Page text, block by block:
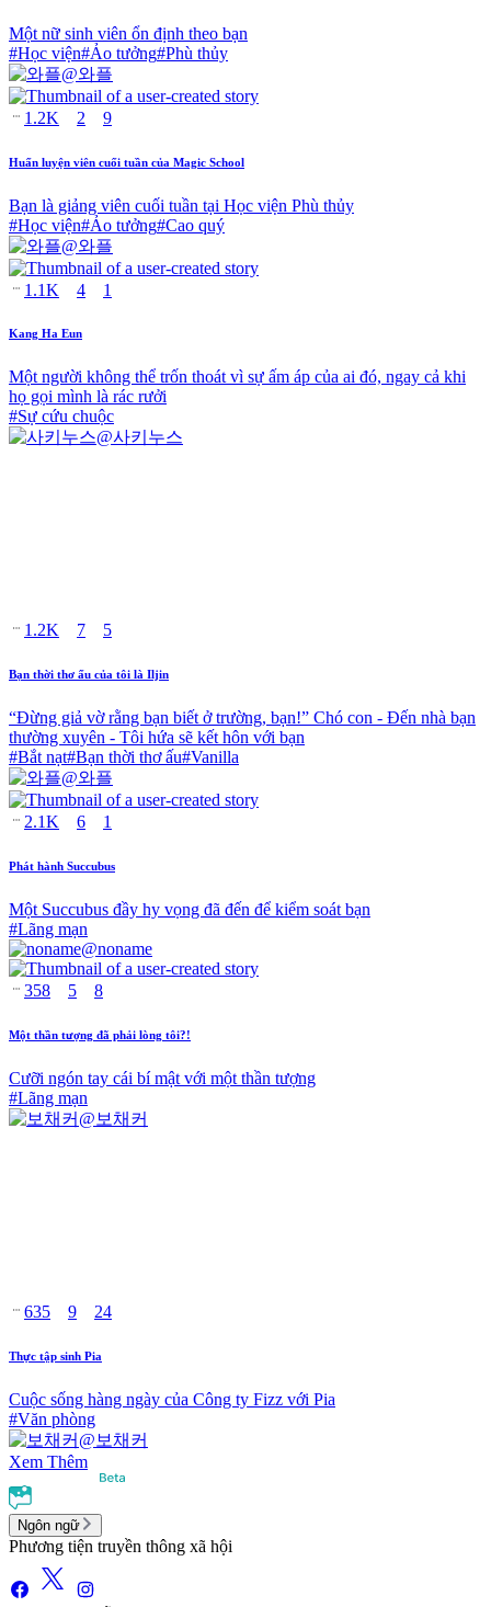
Một nữ sinh viên ổn định theo bạn
#Học viện#Ảo tưởng#Phù thủy
@와플
1.2K 2 9
Huấn luyện viên cuối tuần của Magic School
Bạn là giảng viên cuối tuần tại Học viện Phù thủy
#Học viện#Ảo tưởng#Cao quý
@와플
1.1K 4 1
Kang Ha Eun
Một người không thể trốn thoát vì sự ấm áp của ai đó, ngay cả khi
họ gọi mình là rác rưởi
#Sự cứu chuộc
@사키누스
1.2K 7 5
Bạn thời thơ ấu của tôi là Iljin
“Đừng giả vờ rằng bạn biết ở trường, bạn!” Chó con - Đến nhà bạn
thường xuyên - Tôi hứa sẽ kết hôn với bạn
#Bắt nạt#Bạn thời thơ ấu#Vanilla
@와플
2.1K 6 1
Phát hành Succubus
Một Succubus đầy hy vọng đã đến để kiểm soát bạn
#Lãng mạn
@noname
358 5 8
Một thần tượng đã phải lòng tôi?!
Cưỡi ngón tay cái bí mật với một thần tượng
#Lãng mạn
@ 보채커
635 9 24
Thực tập sinh Pia
Cuộc sống hàng ngày của Công ty Fizz với Pia
#Văn phòng
@ 보채커
Xem Thêm
Ngôn ngữ
Phương tiện truyền thông xã hội